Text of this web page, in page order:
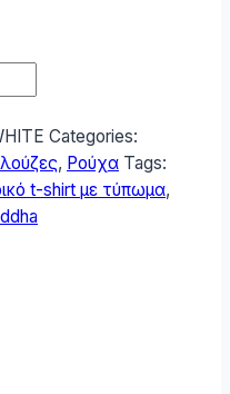
Categories:
, Ρούχα Tags:
t-shirt με τύπωμα,